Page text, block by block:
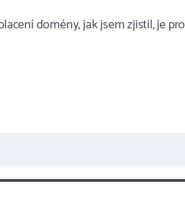
domény, jak jsem zjistil, je pro